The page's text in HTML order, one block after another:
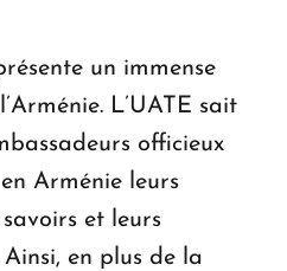
un immense
L’UATE sait
officieux
Arménie leurs
et leurs
Ainsi, en plus de la